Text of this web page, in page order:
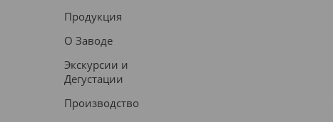
Продукция
О Заводе
Экскурсии и
Дегустации
Производство